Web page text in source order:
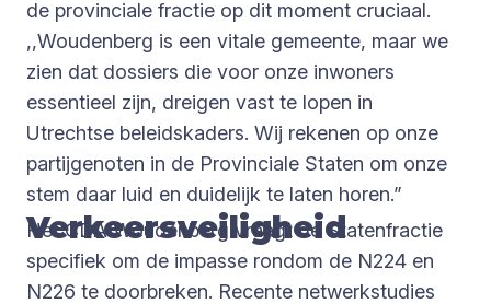
de provinciale fractie op dit moment cruciaal.
,,Woudenberg is een vitale gemeente, maar we
zien dat dossiers die voor onze inwoners
essentieel zijn, dreigen vast te lopen in
Utrechtse beleidskaders. Wij rekenen op onze
partijgenoten in de Provinciale Staten om onze
stem daar luid en duidelijk te laten horen.”
Verkeersveiligheid
Het CDA Woudenberg vraagt de Statenfractie
specifiek om de impasse rondom de N224 en
N226 te doorbreken. Recente netwerkstudies